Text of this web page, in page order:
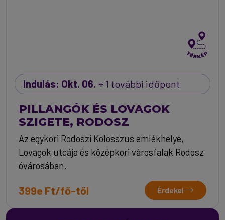
Indulás: Okt. 06. + 1 további időpont
PILLANGÓK ÉS LOVAGOK
SZIGETE, RODOSZ
Az egykori Rodoszi Kolosszus emlékhelye,
Lovagok utcája és középkori városfalak Rodosz
óvárosában.
399e Ft/fő-től Érdekel